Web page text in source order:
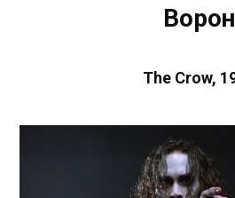
Ворон
The Crow,